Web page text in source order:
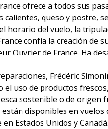
ofrece a todos sus
queso y postre,
horario del vuelo, la
confía la creación de
Ouvrier de France. Ha
Frédéric
uso de productos
sostenible o de origen
están disponibles en
Estados Unidos y Canadá.